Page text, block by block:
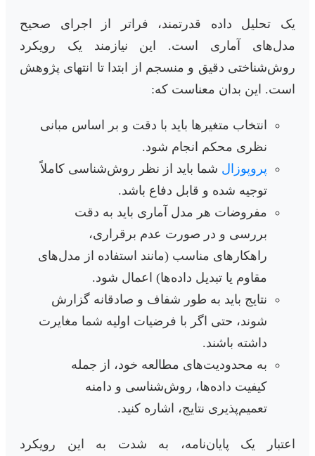
یک تحلیل داده قدرتمند، فراتر از اجرای صحیح
مدل‌های آماری است. این نیازمند یک رویکرد
روش‌شناختی دقیق و منسجم از ابتدا تا انتهای پژوهش
است. این بدان معناست که:
انتخاب متغیرها باید با دقت و بر اساس مبانی
نظری محکم انجام شود.
پروپوزال شما باید از نظر روش‌شناسی کاملاً
توجیه شده و قابل دفاع باشد.
مفروضات هر مدل آماری باید به دقت
بررسی و در صورت عدم برقراری،
راهکارهای مناسب (مانند استفاده از مدل‌های
مقاوم یا تبدیل داده‌ها) اعمال شود.
نتایج باید به طور شفاف و صادقانه گزارش
شوند، حتی اگر با فرضیات اولیه شما مغایرت
داشته باشند.
به محدودیت‌های مطالعه خود، از جمله
کیفیت داده‌ها، روش‌شناسی و دامنه
تعمیم‌پذیری نتایج، اشاره کنید.
اعتبار یک پایان‌نامه، به شدت به این رویکرد